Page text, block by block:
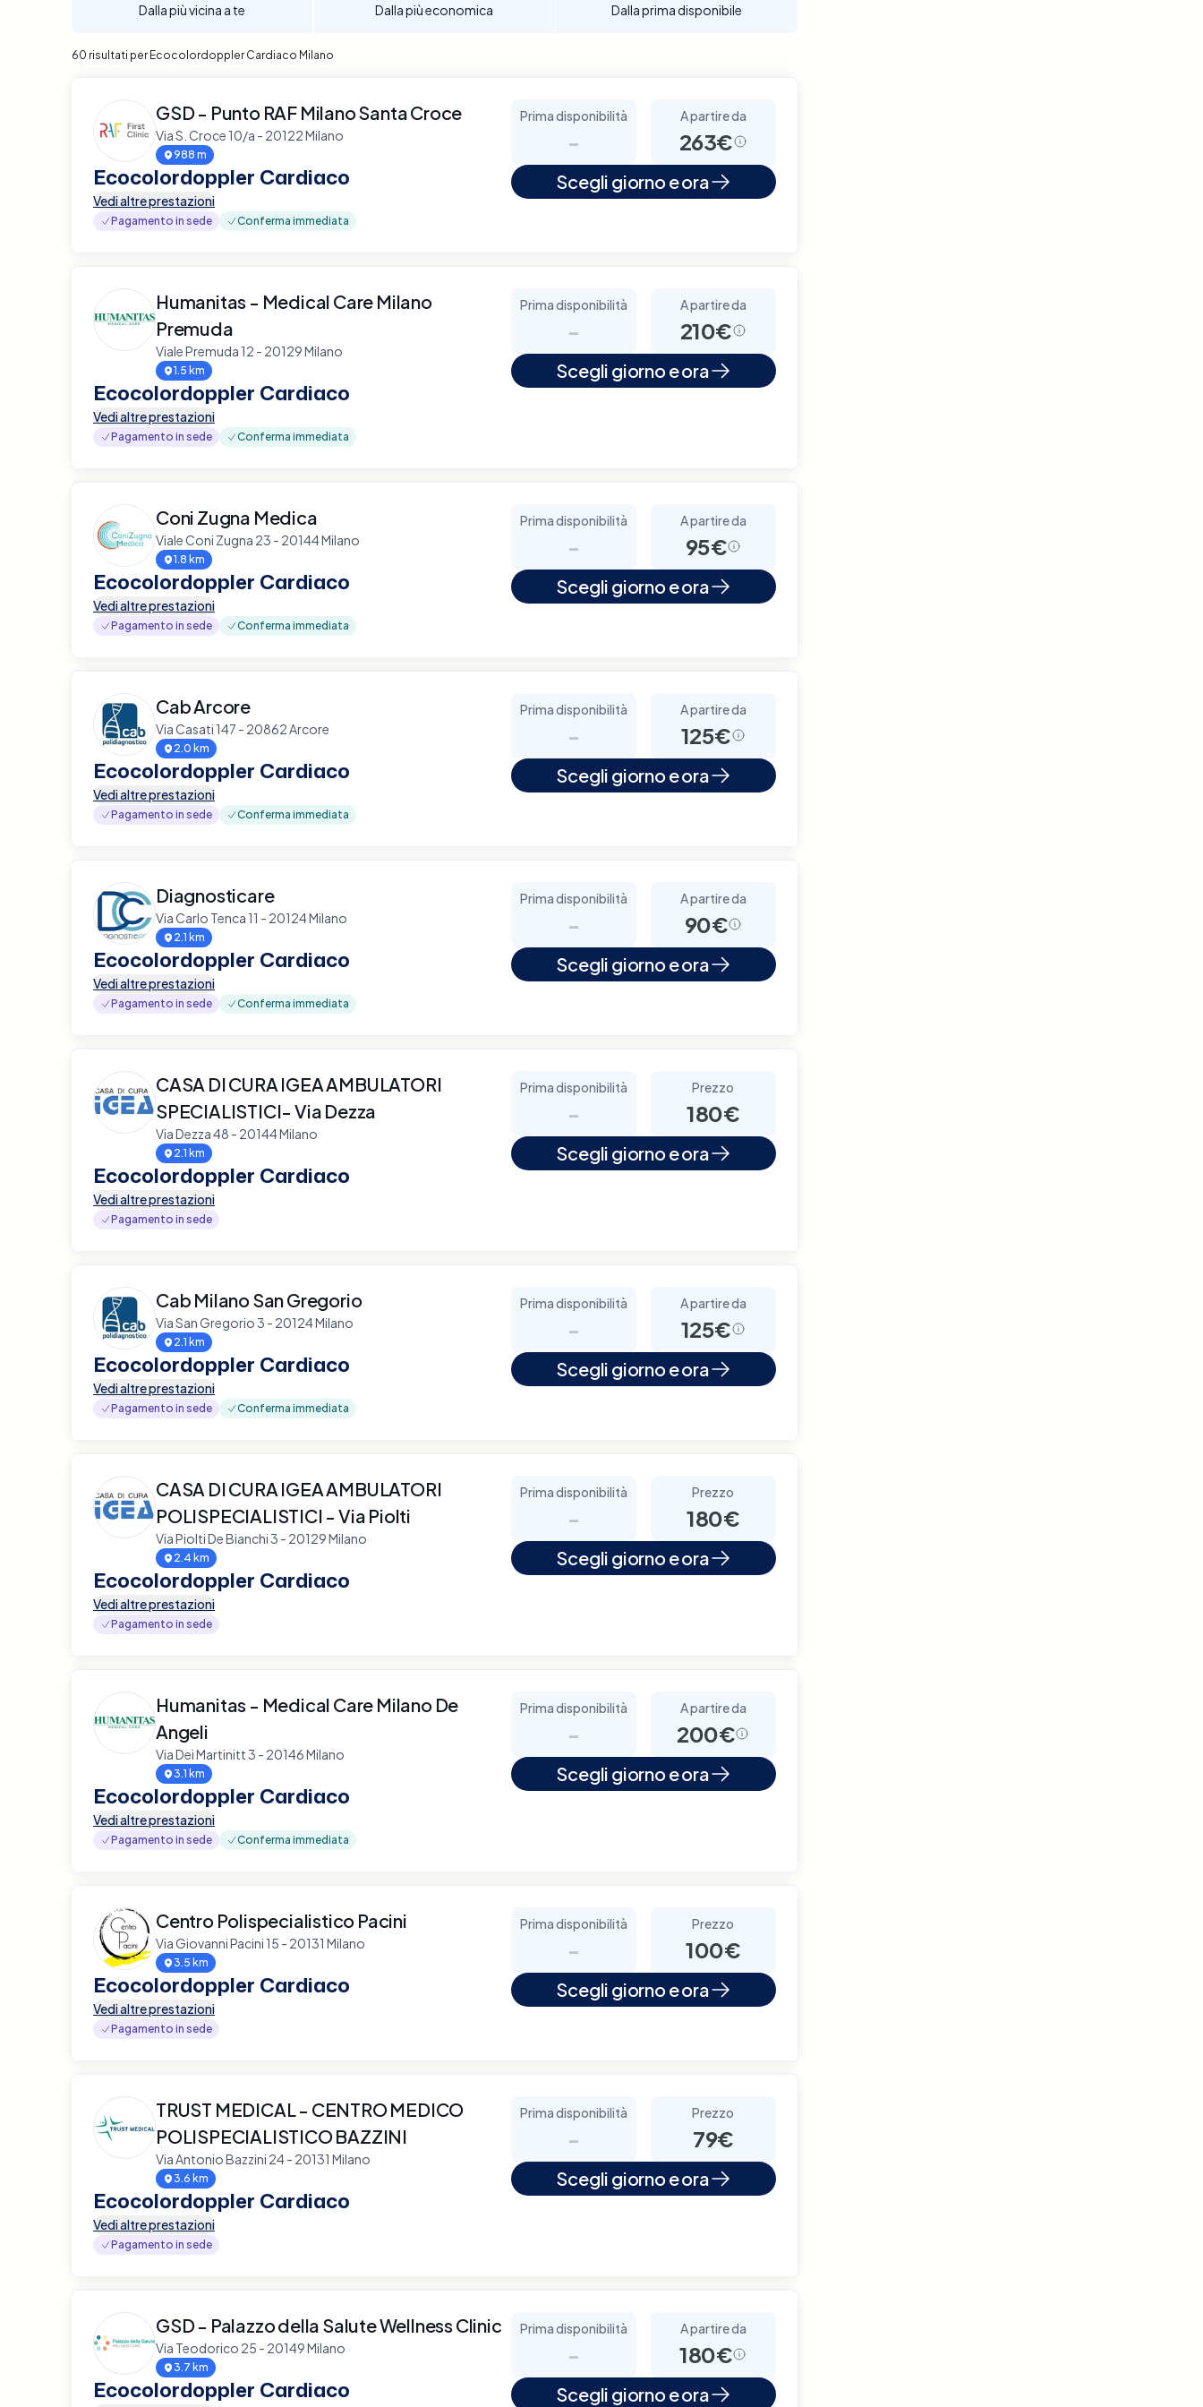
Dalla più vicina a te Dalla più economica Dalla prima disponibile
60 risultati per Ecocolordoppler Cardiaco Milano
GSD - Punto RAF Milano Santa Croce
Via S. Croce 10/a - 20122 Milano
988 m
Ecocolordoppler Cardiaco
Vedi altre prestazioni
Pagamento in sede Conferma immediata
Prima disponibilità
-
A partire da
263€
Scegli giorno e ora
Humanitas - Medical Care Milano
Premuda
Viale Premuda 12 - 20129 Milano
1.5 km
Ecocolordoppler Cardiaco
Vedi altre prestazioni
Pagamento in sede Conferma immediata
Prima disponibilità
-
A partire da
210€
Scegli giorno e ora
Coni Zugna Medica
Viale Coni Zugna 23 - 20144 Milano
1.8 km
Ecocolordoppler Cardiaco
Vedi altre prestazioni
Pagamento in sede Conferma immediata
Prima disponibilità
-
A partire da
95€
Scegli giorno e ora
Cab Arcore
Via Casati 147 - 20862 Arcore
2.0 km
Ecocolordoppler Cardiaco
Vedi altre prestazioni
Pagamento in sede Conferma immediata
Prima disponibilità
-
A partire da
125€
Scegli giorno e ora
Diagnosticare
Via Carlo Tenca 11 - 20124 Milano
2.1 km
Ecocolordoppler Cardiaco
Vedi altre prestazioni
Pagamento in sede Conferma immediata
Prima disponibilità
-
A partire da
90€
Scegli giorno e ora
CASA DI CURA IGEA AMBULATORI
SPECIALISTICI- Via Dezza
Via Dezza 48 - 20144 Milano
2.1 km
Ecocolordoppler Cardiaco
Vedi altre prestazioni
Pagamento in sede
Prima disponibilità
-
Prezzo
180€
Scegli giorno e ora
Cab Milano San Gregorio
Via San Gregorio 3 - 20124 Milano
2.1 km
Ecocolordoppler Cardiaco
Vedi altre prestazioni
Pagamento in sede Conferma immediata
Prima disponibilità
-
A partire da
125€
Scegli giorno e ora
CASA DI CURA IGEA AMBULATORI
POLISPECIALISTICI - Via Piolti
Via Piolti De Bianchi 3 - 20129 Milano
2.4 km
Ecocolordoppler Cardiaco
Vedi altre prestazioni
Pagamento in sede
Prima disponibilità
-
Prezzo
180€
Scegli giorno e ora
Humanitas - Medical Care Milano De
Angeli
Via Dei Martinitt 3 - 20146 Milano
3.1 km
Ecocolordoppler Cardiaco
Vedi altre prestazioni
Pagamento in sede Conferma immediata
Prima disponibilità
-
A partire da
200€
Scegli giorno e ora
Centro Polispecialistico Pacini
Via Giovanni Pacini 15 - 20131 Milano
3.5 km
Ecocolordoppler Cardiaco
Vedi altre prestazioni
Pagamento in sede
Prima disponibilità
-
Prezzo
100€
Scegli giorno e ora
TRUST MEDICAL - CENTRO MEDICO
POLISPECIALISTICO BAZZINI
Via Antonio Bazzini 24 - 20131 Milano
3.6 km
Ecocolordoppler Cardiaco
Vedi altre prestazioni
Pagamento in sede
Prima disponibilità
-
Prezzo
79€
Scegli giorno e ora
GSD - Palazzo della Salute Wellness Clinic
Via Teodorico 25 - 20149 Milano
3.7 km
Ecocolordoppler Cardiaco
Prima disponibilità
-
A partire da
180€
Scegli giorno e ora